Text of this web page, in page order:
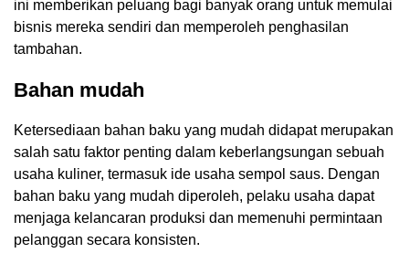
ini memberikan peluang bagi banyak orang untuk memulai
bisnis mereka sendiri dan memperoleh penghasilan
tambahan.
Bahan mudah
Ketersediaan bahan baku yang mudah didapat merupakan
salah satu faktor penting dalam keberlangsungan sebuah
usaha kuliner, termasuk ide usaha sempol saus. Dengan
bahan baku yang mudah diperoleh, pelaku usaha dapat
menjaga kelancaran produksi dan memenuhi permintaan
pelanggan secara konsisten.